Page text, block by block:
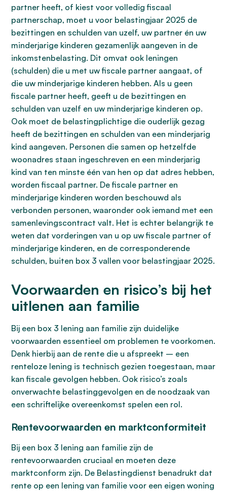
partner heeft, of kiest voor volledig fiscaal
partnerschap, moet u voor belastingjaar 2025 de
bezittingen en schulden van uzelf, uw partner én uw
minderjarige kinderen gezamenlijk aangeven in de
inkomstenbelasting. Dit omvat ook leningen
(schulden) die u met uw fiscale partner aangaat, of
die uw minderjarige kinderen hebben. Als u geen
fiscale partner heeft, geeft u de bezittingen en
schulden van uzelf en uw minderjarige kinderen op.
Ook moet de belastingplichtige die ouderlijk gezag
heeft de bezittingen en schulden van een minderjarig
kind aangeven. Personen die samen op hetzelfde
woonadres staan ingeschreven en een minderjarig
kind van ten minste één van hen op dat adres hebben,
worden fiscaal partner. De fiscale partner en
minderjarige kinderen worden beschouwd als
verbonden personen, waaronder ook iemand met een
samenlevingscontract valt. Het is echter belangrijk te
weten dat vorderingen van u op uw fiscale partner of
minderjarige kinderen, en de corresponderende
schulden, buiten box 3 vallen voor belastingjaar 2025.
Voorwaarden en risico’s bij het
uitlenen aan familie
Bij een box 3 lening aan familie zijn duidelijke
voorwaarden essentieel om problemen te voorkomen.
Denk hierbij aan de rente die u afspreekt – een
renteloze lening is technisch gezien toegestaan, maar
kan fiscale gevolgen hebben. Ook risico’s zoals
onverwachte belastinggevolgen en de noodzaak van
een schriftelijke overeenkomst spelen een rol.
Rentevoorwaarden en marktconformiteit
Bij een box 3 lening aan familie zijn de
rentevoorwaarden cruciaal en moeten deze
marktconform zijn. De Belastingdienst benadrukt dat
rente op een lening van familie voor een eigen woning